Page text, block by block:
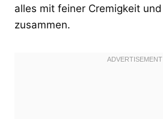
alles mit feiner Cremigkeit
zusammen.